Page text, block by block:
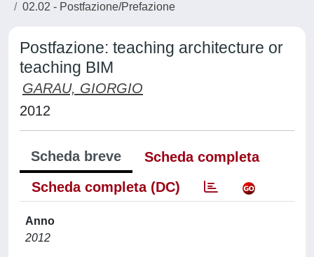
02.02 - Postfazione/Prefazione
Postfazione: teaching architecture or
teaching BIM
GARAU, GIORGIO
2012
Scheda breve
Scheda completa
Scheda completa (DC)
Anno
2012